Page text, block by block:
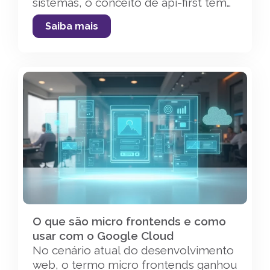
ganhado cada vez mais destaque em
ambientes corporativos. Adotar essa
antecipando como as aplicações irão
se comunicar, compartilhar dados e
garantir flexibilidade para mudanças
futuras. Com o crescimento […]
Saiba mais
O que são micro frontends e como
usar com o Google Cloud
No cenário atual do desenvolvimento
web, o termo micro frontends ganhou